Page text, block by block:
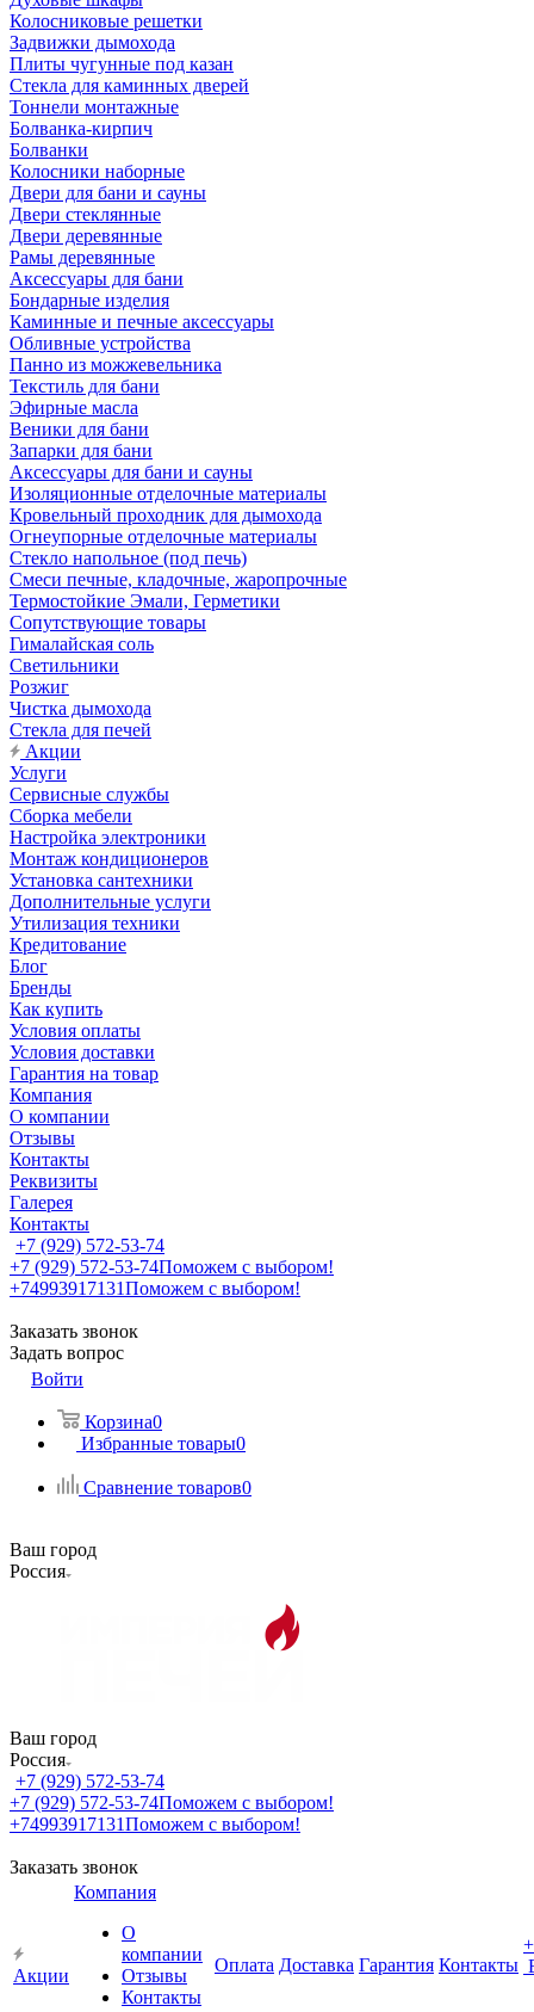
Колосниковые решетки
Задвижки дымохода
Плиты чугунные под казан
Стекла для каминных дверей
Тоннели монтажные
Болванка-кирпич
Болванки
Колосники наборные
Двери для бани и сауны
Двери стеклянные
Двери деревянные
Рамы деревянные
Аксессуары для бани
Бондарные изделия
Каминные и печные аксессуары
Обливные устройства
Панно из можжевельника
Текстиль для бани
Эфирные масла
Веники для бани
Запарки для бани
Аксессуары для бани и сауны
Изоляционные отделочные материалы
Кровельный проходник для дымохода
Огнеупорные отделочные материалы
Стекло напольное (под печь)
Смеси печные, кладочные, жаропрочные
Термостойкие Эмали, Герметики
Сопутствующие товары
Гималайская соль
Светильники
Розжиг
Чистка дымохода
Стекла для печей
Акции
Услуги
Сервисные службы
Сборка мебели
Настройка электроники
Монтаж кондиционеров
Установка сантехники
Дополнительные услуги
Утилизация техники
Кредитование
Блог
Бренды
Как купить
Условия оплаты
Условия доставки
Гарантия на товар
Компания
О компании
Отзывы
Контакты
Реквизиты
Галерея
Контакты
+7 (929) 572-53-74
+7 (929) 572-53-74Поможем с выбором!
+74993917131Поможем с выбором!
Заказать звонок
Задать вопрос
Войти
Корзина0
Избранные товары0
Сравнение товаров0
Ваш город
Россия
Ваш город
Россия
+7 (929) 572-53-74
+7 (929) 572-53-74Поможем с выбором!
+74993917131Поможем с выбором!
Заказать звонок
Акции
Компания
О
компании
Отзывы
Контакты
Оплата Доставка Гарантия Контакты
+